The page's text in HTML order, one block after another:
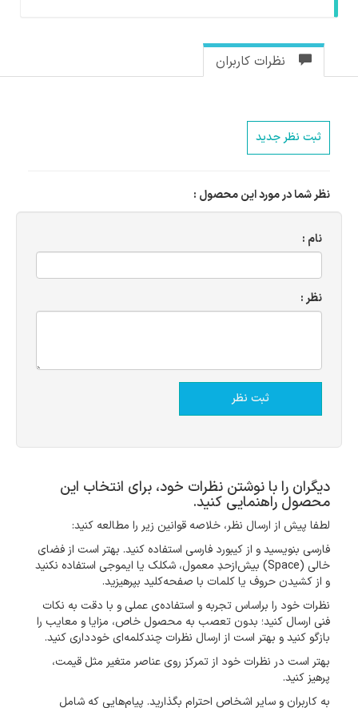
نظرات کاربران
ثبت نظر جدید
نظر شما در مورد این محصول :
نام :
نظر :
دیگران را با نوشتن نظرات خود، برای انتخاب این
محصول راهنمایی کنید.
لطفا پیش از ارسال نظر، خلاصه قوانین زیر را مطالعه کنید:
فارسی بنویسید و از کیبورد فارسی استفاده کنید. بهتر است از فضای
خالی (Space) بیش‌از‌حدِ معمول، شکلک یا ایموجی استفاده نکنید
و از کشیدن حروف یا کلمات با صفحه‌کلید بپرهیزید.
نظرات خود را براساس تجربه و استفاده‌ی عملی و با دقت به نکات
فنی ارسال کنید؛ بدون تعصب به محصول خاص، مزایا و معایب را
بازگو کنید و بهتر است از ارسال نظرات چندکلمه‌‌ای خودداری کنید.
بهتر است در نظرات خود از تمرکز روی عناصر متغیر مثل قیمت،
پرهیز کنید.
به کاربران و سایر اشخاص احترام بگذارید. پیام‌هایی که شامل